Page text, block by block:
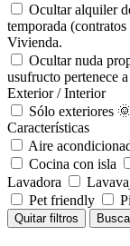
Ocultar alquiler
temporada
Vivienda.
Ocultar nuda
usufructo pertenece
Exterior / Interior
Sólo exteriores 🌞
Características
Aire
Cocina con isla
Lavadora
Pet friendly
Quitar filtros